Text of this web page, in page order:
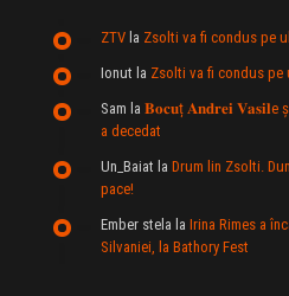
ZTV la Zsolti va fi condus pe
Ionut la Zsolti va fi condus pe
Sam la 𝐁𝐨𝐜𝐮ț 𝐀𝐧𝐝𝐫𝐞𝐢 𝐕𝐚𝐬𝐢𝐥e
a decedat
Un_Baiat la Drum lin Zsolti.
pace!
Ember stela la Irina Rimes a
Silvaniei, la Bathory Fest